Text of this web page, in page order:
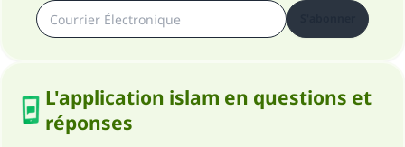
L'application islam en questions et
réponses